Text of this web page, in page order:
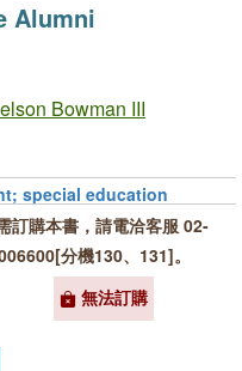
Alumni
Bowman III
訂購本書，請電洽客服 02-
分機130、131]。
無法訂購
special education